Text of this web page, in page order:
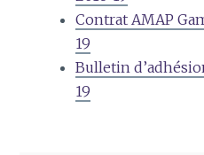
Contrat AMAP
19
Bulletin
19